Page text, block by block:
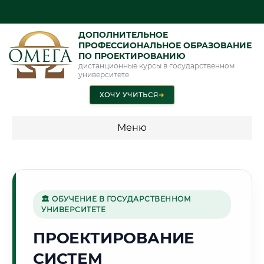
ДОПОЛНИТЕЛЬНОЕ
ПРОФЕССИОНАЛЬНОЕ ОБРАЗОВАНИЕ
ПО ПРОЕКТИРОВАНИЮ
дистанционные курсы в государственном
университете
ХОЧУ УЧИТЬСЯ➜
Меню
🌨️
Г. АРХАНГЕЛЬСК
🏛 ОБУЧЕНИЕ В ГОСУДАРСТВЕННОМ
УНИВЕРСИТЕТЕ
ПРОЕКТИРОВАНИЕ
СИСТЕМ